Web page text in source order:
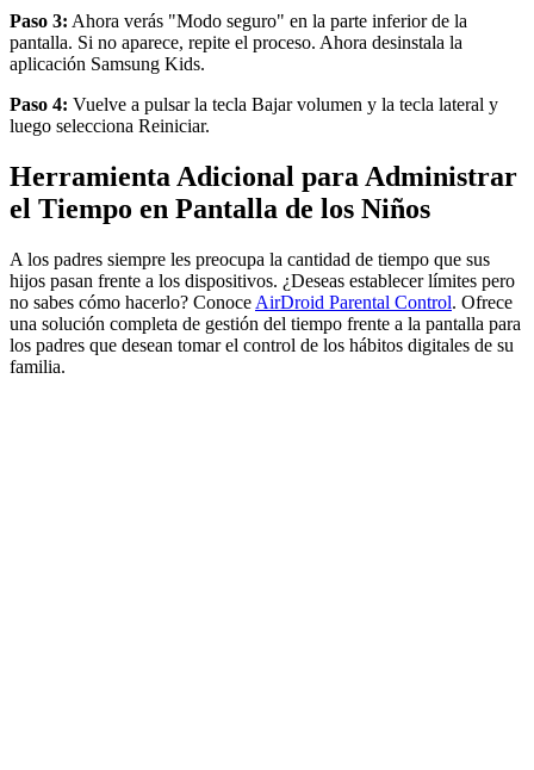
Paso 3: Ahora verás "Modo seguro" en la parte inferior de la
pantalla. Si no aparece, repite el proceso. Ahora desinstala la
aplicación Samsung Kids.
Paso 4: Vuelve a pulsar la tecla Bajar volumen y la tecla lateral y
luego selecciona Reiniciar.
Herramienta Adicional para Administrar
el Tiempo en Pantalla de los Niños
A los padres siempre les preocupa la cantidad de tiempo que sus
hijos pasan frente a los dispositivos. ¿Deseas establecer límites pero
no sabes cómo hacerlo? Conoce AirDroid Parental Control. Ofrece
una solución completa de gestión del tiempo frente a la pantalla para
los padres que desean tomar el control de los hábitos digitales de su
familia.